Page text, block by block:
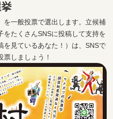
を一般投票で選出します。立候補
たくさんSNSに投稿して支持を
を見ているあなた！）は、SNSで
しましょう！